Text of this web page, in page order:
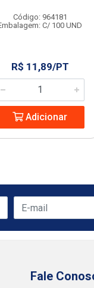
Código: 964181
C/ 100 UND
R$ 11,89/PT
Adicionar
Fale